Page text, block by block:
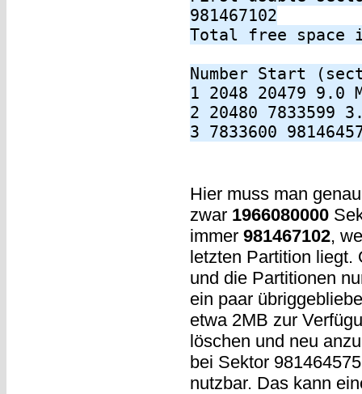
981467102
Total free space
Number Start
1 2048 20479 9.0
2 20480 7833599
3 7833600
Hier muss man
zwar 1966080000
immer 981467102,
letzten Partition liegt.
und die Partitionen
ein paar
etwa 2MB zur
löschen und neu
bei Sektor
nutzbar. Das kann